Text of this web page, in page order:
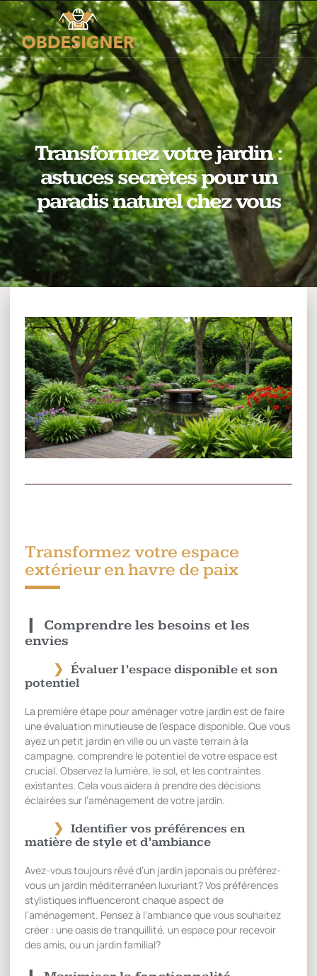
Transformez votre jardin :
astuces secrètes pour un
paradis naturel chez vous
Transformez votre espace
extérieur en havre de paix
Comprendre les besoins et les
envies
Évaluer l’espace disponible et son
potentiel
La première étape pour aménager votre jardin est de faire
une évaluation minutieuse de l’espace disponible. Que vous
ayez un petit jardin en ville ou un vaste terrain à la
campagne, comprendre le potentiel de votre espace est
crucial. Observez la lumière, le sol, et les contraintes
existantes. Cela vous aidera à prendre des décisions
éclairées sur l’aménagement de votre jardin.
Identifier vos préférences en
matière de style et d’ambiance
Avez-vous toujours rêvé d’un jardin japonais ou préférez-
vous un jardin méditerranéen luxuriant? Vos préférences
stylistiques influenceront chaque aspect de
l’aménagement. Pensez à l’ambiance que vous souhaitez
créer : une oasis de tranquillité, un espace pour recevoir
des amis, ou un jardin familial?